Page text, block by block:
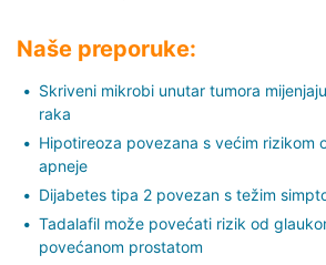
Naše preporuke:
Skriveni mikrobi unutar tumora
raka
Hipotireoza povezana s većim rizikom
apneje
Dijabetes tipa 2 povezan s težim
Tadalafil može povećati rizik od
povećanom prostatom